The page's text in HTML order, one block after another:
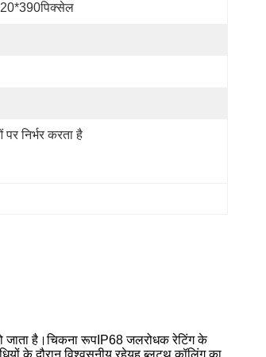
निर्भर करता है
जाता है।चिकना रूपIP68 जलरोधक रेटिंग के
के दौरान विश्वसनीय रहेयह ब्लूटूथ कॉलिंग का